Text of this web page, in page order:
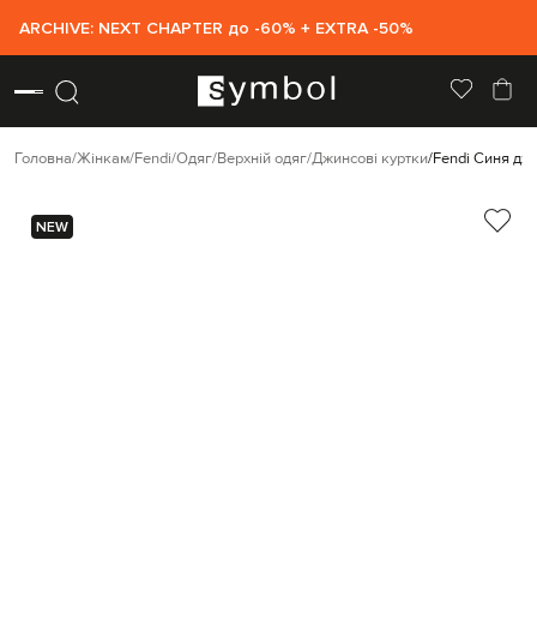
ARCHIVE: NEXT CHAPTER до -60% + EXTRA -50%
Головна Жінкам Fendi Одяг Верхній одяг Джинсові куртки Fendi Синя
NEW